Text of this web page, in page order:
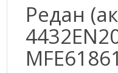
Редан